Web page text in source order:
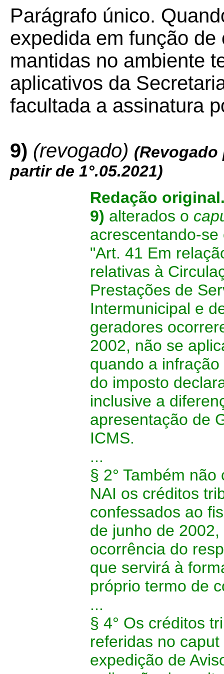
Parágrafo único.
expedida em função
mantidas no ambiente
aplicativos da
facultada a assinatura
9) (revogado)
partir de 1°.05.2021)
Redação
9) alterados o
acrescentando-
"Art. 41 Em
relativas à
Prestações de
Intermunicipal e
geradores
2002, não se
quando a
do imposto
inclusive a
apresentação de
ICMS.
...
§ 2° Também
NAI os créditos
confessados ao
de junho de
ocorrência do
que servirá à
próprio termo de
...
§ 4° Os créditos
referidas no
expedição de